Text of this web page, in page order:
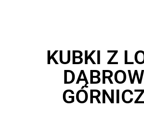
KUBKI Z